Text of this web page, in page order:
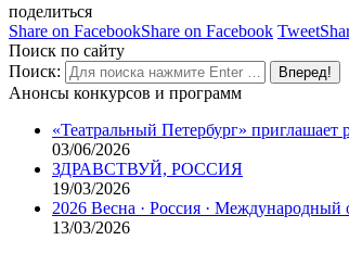
поделиться
Share on FacebookShare on Facebook Tweet
Поиск по сайту
Поиск:
Анонсы конкурсов и программ
«Театральный Петербург» приглашает
03/06/2026
ЗДРАВСТВУЙ, РОССИЯ
19/03/2026
2026 Весна · Россия ·
13/03/2026